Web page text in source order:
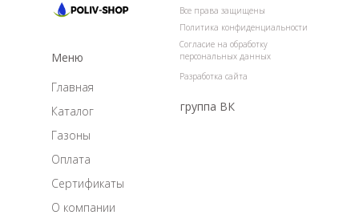
Главная
Все права защищены
Политика конфиденциальности
Разработка сайта
Согласие на обработку
персональных данных
Каталог
Газоны
Оплата
Сертификаты
О компании
Меню
группа ВК